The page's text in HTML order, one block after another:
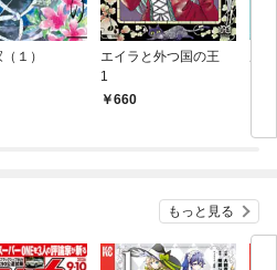
１）
エイラと外つ国の王
1
660
もっと見る